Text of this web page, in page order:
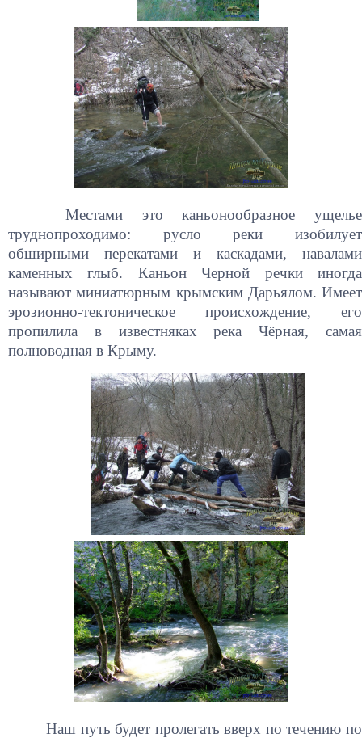
Местами это каньонообразное ущелье
труднопроходимо: русло реки изобилует
обширными перекатами и каскадами, навалами
каменных глыб. Каньон Черной речки иногда
называют миниатюрным крымским Дарьялом. Имеет
эрозионно-тектоническое происхождение, его
пропилила в известняках река Чёрная, самая
полноводная в Крыму.
Наш путь будет пролегать вверх по течению по